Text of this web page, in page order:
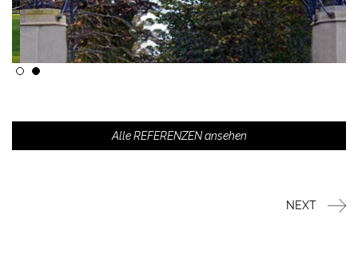
Alle REFERENZEN ansehen
NEXT